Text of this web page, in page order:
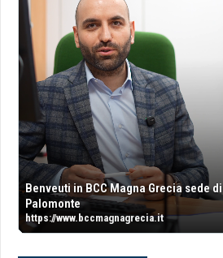
Benveuti in BCC Magna Grecia sede di
Palomonte
https://www.bccmagnagrecia.it